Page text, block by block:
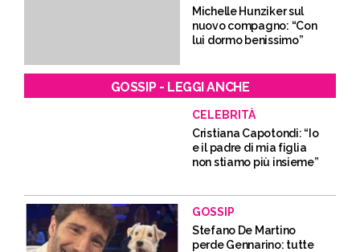
Michelle Hunziker sul
nuovo compagno: “Con
lui dormo benissimo”
GOSSIP - LEGGI ANCHE
CELEBRITÀ
Cristiana Capotondi: “Io
e il padre di mia figlia
non stiamo più insieme”
GOSSIP
Stefano De Martino
perde Gennarino: tutte